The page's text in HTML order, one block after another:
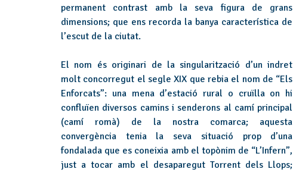
permanent contrast amb la seva figura de grans
dimensions; que ens recorda la banya característica de
l’escut de la ciutat.
El nom és originari de la singularització d’un indret
molt concorregut el segle XIX que rebia el nom de “Els
Enforcats”: una mena d’estació rural o cruïlla on hi
confluïen diversos camins i senderons al camí principal
(camí romà) de la nostra comarca; aquesta
convergència tenia la seva situació prop d’una
fondalada que es coneixia amb el topònim de “L’Infern”,
just a tocar amb el desaparegut Torrent dels Llops;